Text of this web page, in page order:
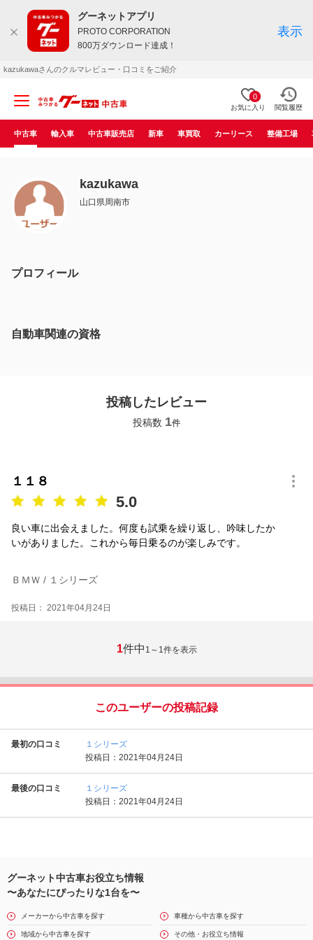
グーネットアプリ
PROTO CORPORATION
800万ダウンロード達成！
表示
kazukawaさんのクルマレビュー・口コミをご紹介
0
お気に入り 閲覧履歴
中古車 輸入車 中古車販売店 新車 車買取 カーリース 整備工場
kazukawa
山口県周南市
プロフィール
自動車関連の資格
投稿したレビュー
投稿数 1件
１１８
5.0
良い車に出会えました。何度も試乗を繰り返し、吟味したか
いがありました。これから毎日乗るのが楽しみです。
ＢＭＷ / １シリーズ
投稿日： 2021年04月24日
1件中 1～1件を表示
このユーザーの投稿記録
最初の口コミ
１シリーズ
投稿日：2021年04月24日
最後の口コミ
１シリーズ
投稿日：2021年04月24日
グーネット中古車お役立ち情報
〜あなたにぴったりな1台を〜
メーカーから中古車を探す 車種から中古車を探す
地域から中古車を探す その他・お役立ち情報